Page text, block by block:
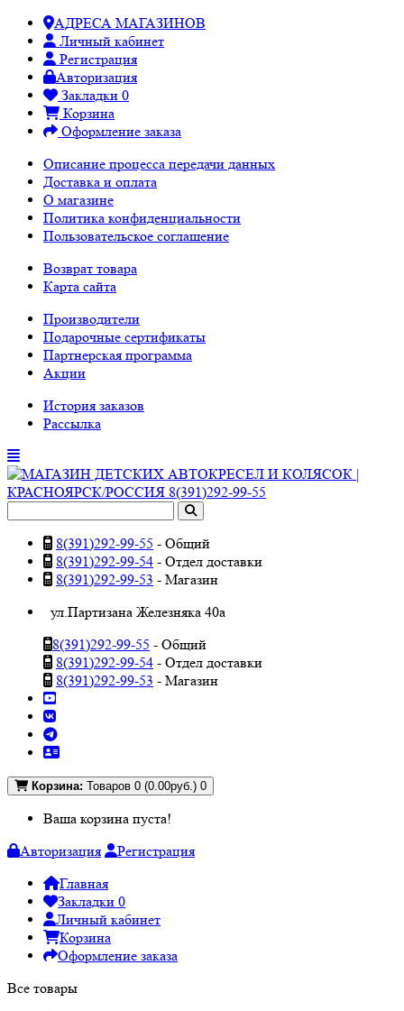
АДРЕСА МАГАЗИНОВ
Личный кабинет
Регистрация
Авторизация
Закладки 0
Корзина
Оформление заказа
Описание процесса передачи данных
Доставка и оплата
О магазине
Политика конфиденциальности
Пользовательское соглашение
Возврат товара
Карта сайта
Производители
Подарочные сертификаты
Партнерская программа
Акции
История заказов
Рассылка
8(391)292-99-55 - Общий
8(391)292-99-54 - Отдел доставки
8(391)292-99-53 - Магазин
ул.Партизана Железняка 40а
8(391)292-99-55 - Общий
8(391)292-99-54 - Отдел доставки
8(391)292-99-53 - Магазин
Корзина: Товаров 0 (0.00руб.) 0
Ваша корзина пуста!
Авторизация
Регистрация
Главная
Закладки 0
Личный кабинет
Корзина
Оформление заказа
Все товары